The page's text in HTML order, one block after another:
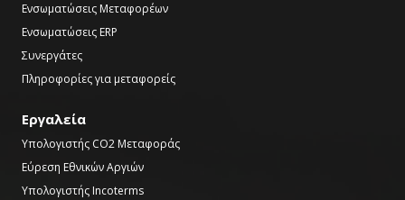
Ενσωματώσεις Μεταφορέων
Ενσωματώσεις ERP
Συνεργάτες
Πληροφορίες για μεταφορείς
Εργαλεία
Υπολογιστής CO2 Μεταφοράς
Εύρεση Εθνικών Αργιών
Υπολογιστής Incoterms